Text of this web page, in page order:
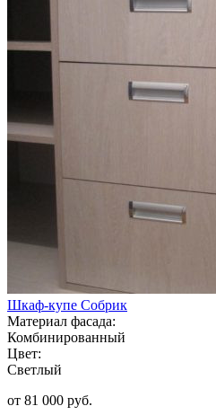
Шкаф-купе Собрик
Материал фасада:
Комбинированный
Цвет:
Светлый
от 81 000 руб.